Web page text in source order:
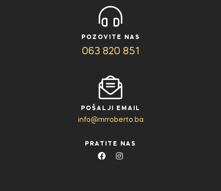
POZOVITE NAS
063 820 851
POŠALJI EMAIL
info@mrroberto.ba
PRATITE NAS